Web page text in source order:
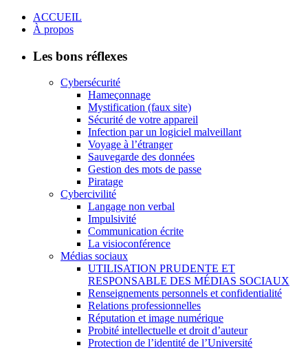
ACCUEIL
À propos
Les bons réflexes
Cybersécurité
Hameçonnage
Mystification (faux site)
Sécurité de votre appareil
Infection par un logiciel malveillant
Voyage à l’étranger
Sauvegarde des données
Gestion des mots de passe
Piratage
Cybercivilité
Langage non verbal
Impulsivité
Communication écrite
La visioconférence
Médias sociaux
UTILISATION PRUDENTE ET
RESPONSABLE DES MÉDIAS SOCIAUX
Renseignements personnels et confidentialité
Relations professionnelles
Réputation et image numérique
Probité intellectuelle et droit d’auteur
Protection de l’identité de l’Université